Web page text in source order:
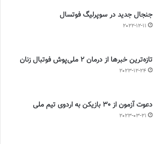
جنجال جدید در سوپرلیگ فوتسال
2022-12-11
تازه‌ترین خبرها از درمان ۲ ملی‌پوش فوتبال زنان
2023-12-24
دعوت آزمون از 30 بازیکن به اردوی تیم ملی
2023-03-21